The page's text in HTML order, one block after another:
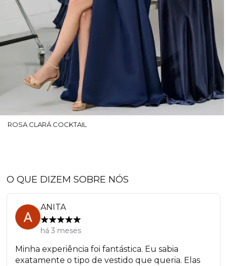
ROSA CLARÁ COCKTAIL
O QUE DIZEM SOBRE NÓS
ANITA
há 3 meses
Minha experiência foi fantástica. Eu sabia
exatamente o tipo de vestido que queria. Elas